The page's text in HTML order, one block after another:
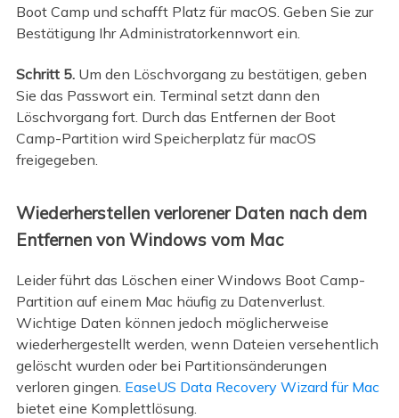
Boot Camp und schafft Platz für macOS. Geben Sie zur
Bestätigung Ihr Administratorkennwort ein.
Schritt 5.Um den Löschvorgang zu bestätigen, geben
Sie das Passwort ein. Terminal setzt dann den
Löschvorgang fort. Durch das Entfernen der Boot
Camp-Partition wird Speicherplatz für macOS
freigegeben.
Wiederherstellen verlorener Daten nach dem
Entfernen von Windows vom Mac
Leider führt das Löschen einer Windows Boot Camp-
Partition auf einem Mac häufig zu Datenverlust.
Wichtige Daten können jedoch möglicherweise
wiederhergestellt werden, wenn Dateien versehentlich
gelöscht wurden oder bei Partitionsänderungen
verloren gingen. EaseUS Data Recovery Wizard für Mac
bietet eine Komplettlösung.